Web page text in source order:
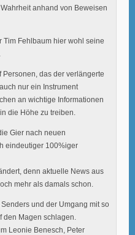
anhand von Beweisen
Tim Fehlbaum hier wohl seine
das der verlängerte
nur ein Instrument
an wichtige Informationen
die Höhe zu treiben.
Gier nach neuen
eindeutiger 100%iger
denn aktuelle News aus
mehr als damals schon.
und der Umgang mit so
Magen schlagen.
Leonie Benesch, Peter